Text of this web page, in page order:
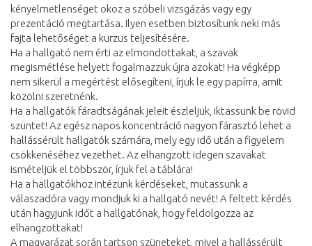
kényelmetlenséget okoz a szóbeli vizsgázás vagy egy
prezentáció megtartása. Ilyen esetben biztosítunk neki más
fajta lehetőséget a kurzus teljesítésére.
Ha a hallgató nem érti az elmondottakat, a szavak
megismétlése helyett fogalmazzuk újra azokat! Ha végképp
nem sikerül a megértést elősegíteni, írjuk le egy papírra, amit
közölni szeretnénk.
Ha a hallgatók fáradtságának jeleit észleljük, iktassunk be rövid
szüntet! Az egész napos koncentráció nagyon fárasztó lehet a
hallássérült hallgatók számára, mely egy idő után a figyelem
csökkenéséhez vezethet. Az elhangzott idegen szavakat
ismételjük el többször, írjuk fel a táblára!
Ha a hallgatókhoz intézünk kérdéseket, mutassunk a
válaszadóra vagy mondjuk ki a hallgató nevét! A feltett kérdés
után hagyjunk időt a hallgatónak, hogy feldolgozza az
elhangzottakat!
A magyarázat során tartson szüneteket, mivel a hallássérült